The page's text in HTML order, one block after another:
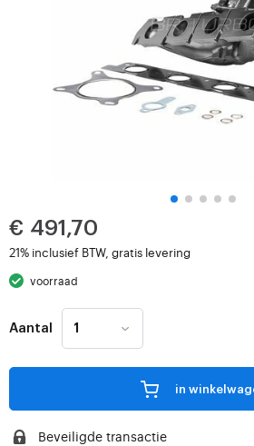
€ 491,70
21% inclusief BTW, gratis levering
voorraad
Aantal
in
Beveiligde transactie